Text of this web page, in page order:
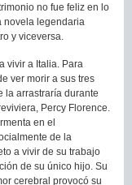
no fue feliz en lo
novela legendaria
y viceversa.
vivir a Italia. Para
ver morir a sus tres
la arrastraría durante
Percy Florence.
en el
de la
a vivir de su trabajo
de su único hijo. Su
cerebral provocó su